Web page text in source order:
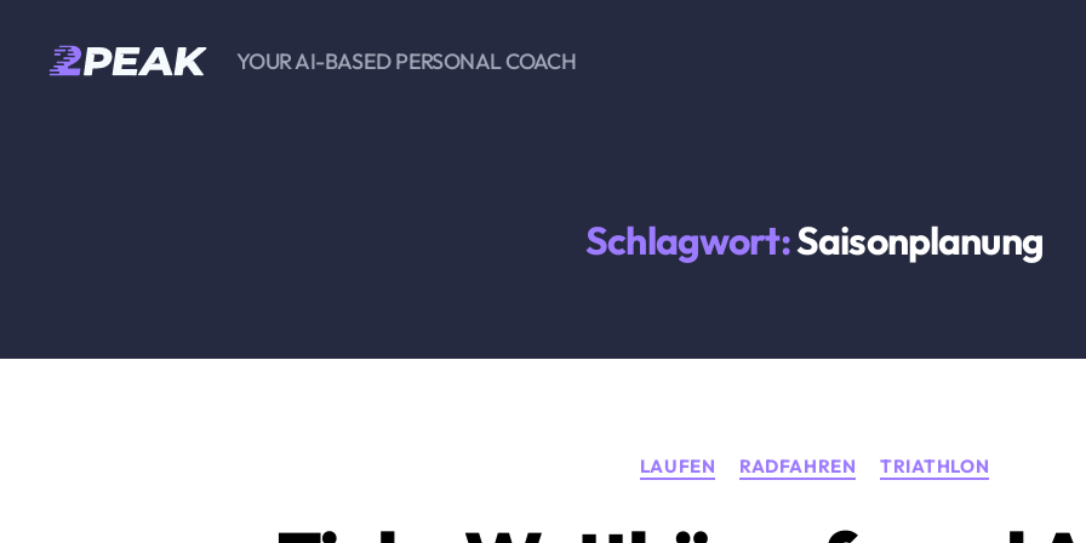
YOUR AI-BASED PERSONAL COACH
Schlagwort:Saisonplanung
Kategorien
LAUFEN RADFAHREN TRIATHLON